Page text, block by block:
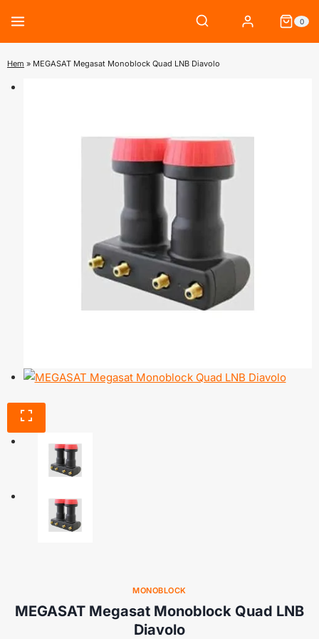
content
0
Hem » MEGASAT Megasat Monoblock Quad LNB Diavolo
MONOBLOCK
MEGASAT Megasat Monoblock Quad LNB
Diavolo